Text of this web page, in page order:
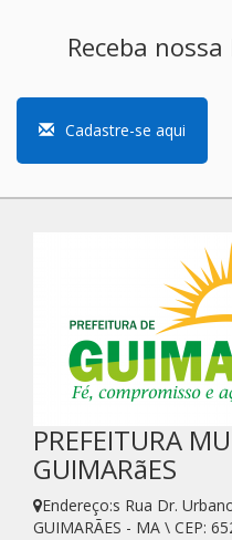
Receba
Cadastre-se aqui
PREFEITURA
GUIMARãES
Endereço:s Rua Dr.
GUIMARÃES - MA \ CEP: